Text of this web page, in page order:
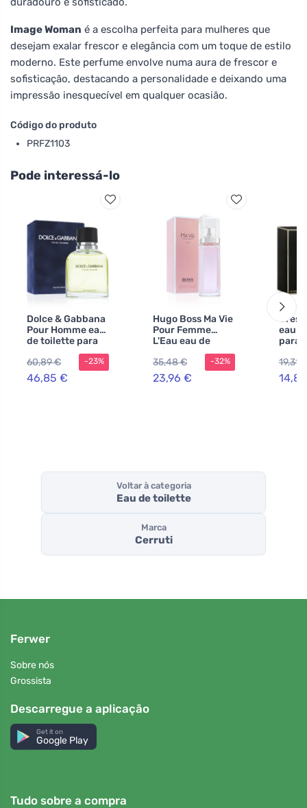
Image Woman é a escolha perfeita para mulheres que
desejam exalar frescor e elegância com um toque de estilo
moderno. Este perfume envolve numa aura de frescor e
sofisticação, destacando a personalidade e deixando uma
impressão inesquecível em qualquer ocasião.
Código do produto
PRFZ1103
Pode interessá-lo
Dolce & Gabbana
Pour Homme eau
de toilette para
homens 75 ml
60,89 €
46,85 €
-23%
Hugo Boss Ma Vie
Pour Femme
L'Eau eau de
toilette para
mulheres 50 ml
35,48 €
23,96 €
-32%
Gres
eau
para
19,31
Voltar à categoria
Eau de toilette
Marca
Cerruti
Ferwer
Sobre nós
Grossista
Descarregue a aplicação
Get it on
Google Play
Tudo sobre a compra